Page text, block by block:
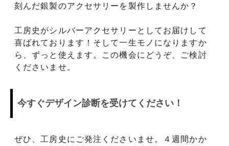
刻んだ銀製のアクセサリーを製作しませんか？
工房史がシルバーアクセサリーとしてお届けして
喜ばれております！そして一生モノになりますか
ら、ずっと使えます。この機会にどうぞ、ご検討
くださいませ。
今すぐデザイン診断を受けてください！
ぜひ、工房史にご発注くださいませ。４週間かか